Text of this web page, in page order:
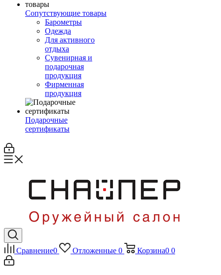
Сопутствующие товары
Барометры
Одежда
Для активного
отдыха
Сувенирная и
подарочная
продукция
Фирменная
продукция
Подарочные
сертификаты
Сравнение0 Отложенные 0 Корзина0 0